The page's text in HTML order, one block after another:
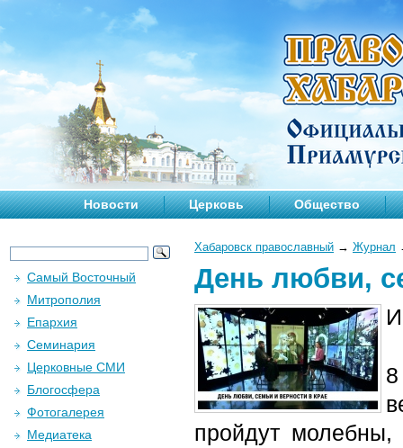
Новости Церковь Общество
Хабаровск православный → Журнал
День любви,
пройдут
Самый Восточный
Митрополия
Епархия
Семинария
Церковные СМИ
Блогосфера
Фотогалерея
Медиатека